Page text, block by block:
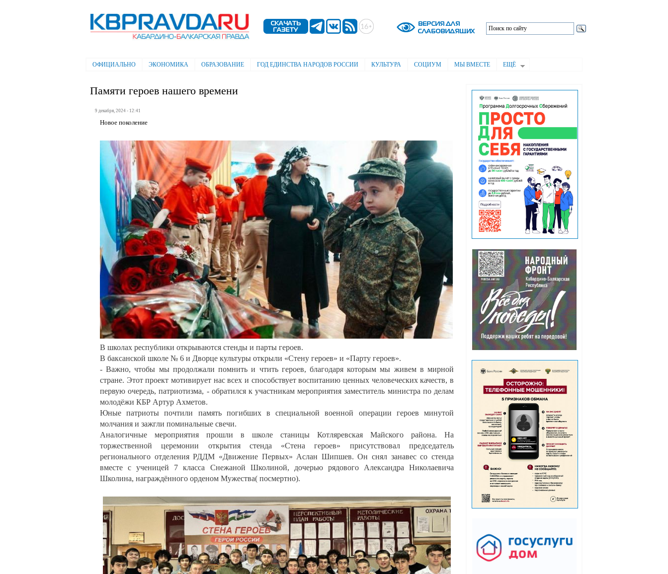
содержанию
Электронная газета "Кабардино-
Балкарская правда"
Главное меню
ОФИЦИАЛЬНО ЭКОНОМИКА ОБРАЗОВАНИЕ ГОД ЕДИНСТВА НАРОДОВ РОССИИ КУЛЬТУРА СОЦИУМ МЫ ВМЕСТЕ ЕЩЁ
Памяти героев нашего времени
9 декабря, 2024 - 12:41
Новое поколение
В школах республики открываются стенды и парты героев.
В баксанской школе № 6 и Дворце культуры открыли «Стену героев» и «Парту героев».
- Важно, чтобы мы продолжали помнить и чтить героев, благодаря которым мы живем в мирной
стране. Этот проект мотивирует нас всех и способствует воспитанию ценных человеческих качеств, в
первую очередь, патриотизма, - обратился к участникам мероприятия заместитель министра по делам
молодёжи КБР Артур Ахметов.
Юные патриоты почтили память погибших в специальной военной операции героев минутой
молчания и зажгли поминальные свечи.
Аналогичные мероприятия прошли в школе станицы Котляревская Майского района. На
торжественной церемонии открытия стенда «Стена героев» присутствовал председатель
регионального отделения РДДМ «Движение Первых» Аслан Шипшев. Он снял занавес со стенда
вместе с ученицей 7 класса Снежаной Школиной, дочерью рядового Александра Николаевича
Школина, награждённого орденом Мужества( посмертно).